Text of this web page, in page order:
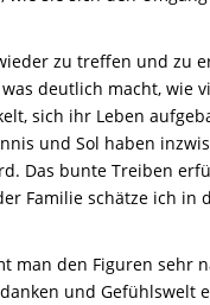
zu treffen und zu
deutlich macht, wie
sich ihr Leben
und Sol haben
Das bunte Treiben
Familie schätze ich in
man den Figuren sehr
und Gefühlswelt